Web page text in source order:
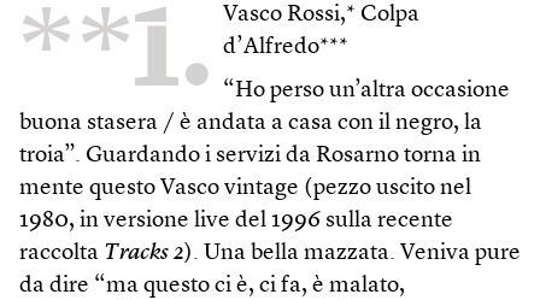
**1.
Vasco Rossi,* Colpa
d’Alfredo***
“Ho perso un’altra occasione
buona stasera / è andata a casa con il negro, la
troia”. Guardando i servizi da Rosarno torna in
mente questo Vasco vintage (pezzo uscito nel
1980, in versione live del 1996 sulla recente
raccolta Tracks 2). Una bella mazzata. Veniva pure
da dire “ma questo ci è, ci fa, è malato,